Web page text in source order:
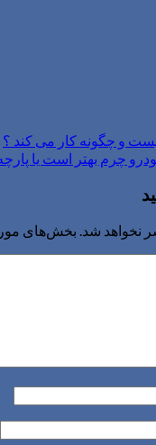
و چگونه کار می کند ؟
چرم بهتر است یا
نخواهد شد. بخش‌های